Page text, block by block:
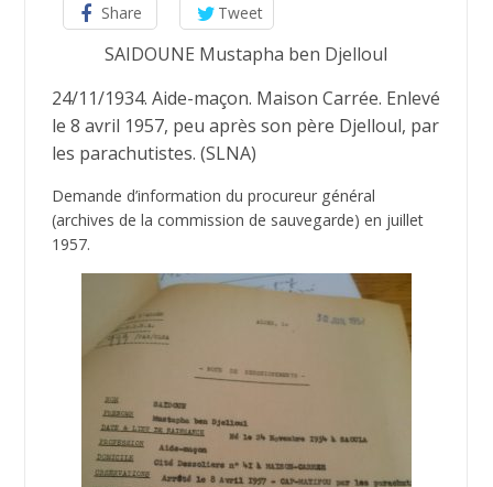
Share Tweet
SAIDOUNE Mustapha ben Djelloul
24/11/1934. Aide-maçon. Maison Carrée. Enlevé
le 8 avril 1957, peu après son père Djelloul, par
les parachutistes. (SLNA)
Demande d’information du procureur général
(archives de la commission de sauvegarde) en juillet
1957.